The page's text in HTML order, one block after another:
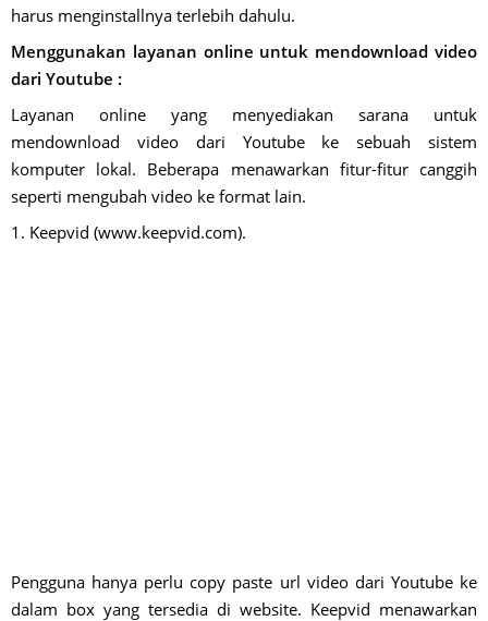
harus menginstallnya terlebih dahulu.
Menggunakan layanan online untuk mendownload video
dari Youtube :
Layanan online yang menyediakan sarana untuk
mendownload video dari Youtube ke sebuah sistem
komputer lokal. Beberapa menawarkan fitur-fitur canggih
seperti mengubah video ke format lain.
1. Keepvid (www.keepvid.com).
Pengguna hanya perlu copy paste url video dari Youtube ke
dalam box yang tersedia di website. Keepvid menawarkan